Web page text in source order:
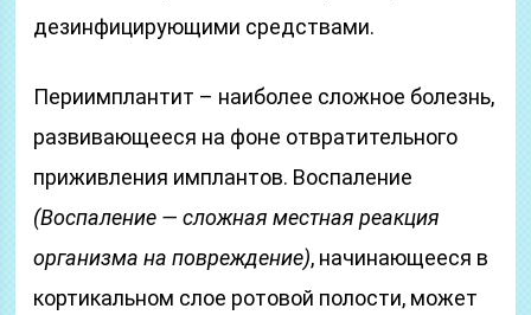
дезинфицирующими средствами.
Периимплантит – наиболее сложное болезнь,
развивающееся на фоне отвратительного
приживления имплантов. Воспаление
(Воспаление — сложная местная реакция
организма на повреждение), начинающееся в
кортикальном слое ротовой полости, может